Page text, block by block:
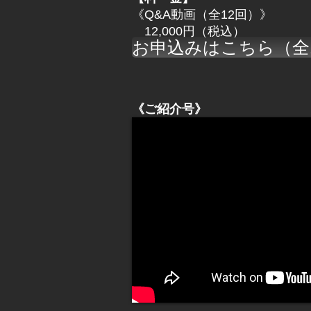
《Q&A動画（全12回）》
12,000円（税込）
お申込みはこちら（
《ご紹介号》